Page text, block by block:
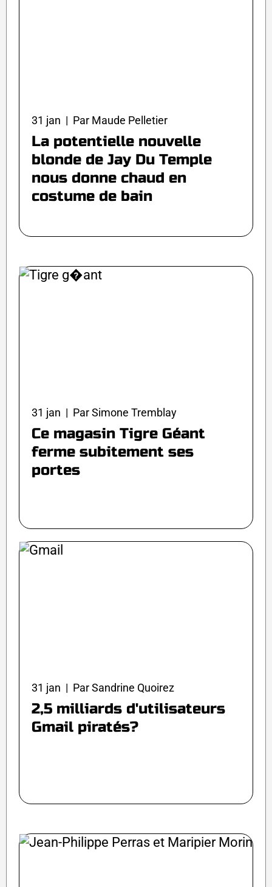
31 jan | Par Maude Pelletier
La potentielle nouvelle
blonde de Jay Du Temple
nous donne chaud en
costume de bain
31 jan | Par Simone Tremblay
Ce magasin Tigre Géant
ferme subitement ses
portes
31 jan | Par Sandrine Quoirez
2,5 milliards d'utilisateurs
Gmail piratés?